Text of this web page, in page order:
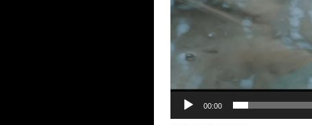
00:00